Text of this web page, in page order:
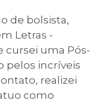
de bolsista,
Letras -
cursei uma Pós-
pelos incríveis
realizei
como